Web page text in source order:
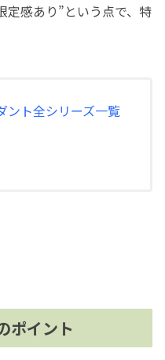
定感あり”という点で、特
ント全シリーズ一覧
ポイント